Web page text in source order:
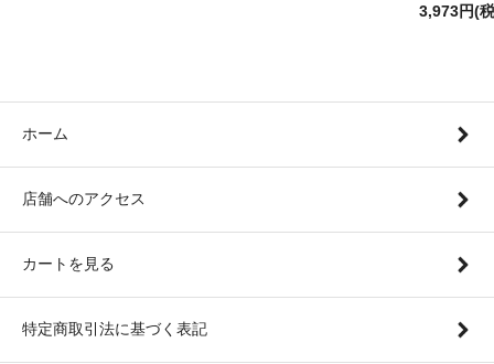
3,973円(
ホーム
店舗へのアクセス
カートを見る
特定商取引法に基づく表記